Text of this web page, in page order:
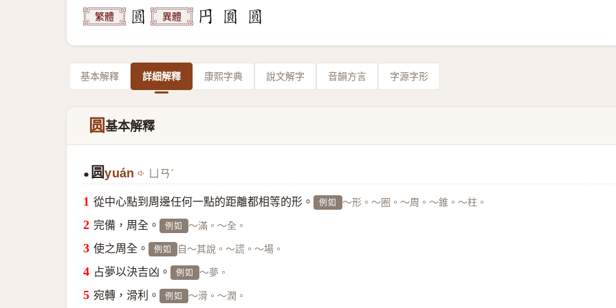
繁體 異體
基本解釋 詳細解釋 康熙字典 說文解字 音韻方言 字源字形
圆基本解釋
● 圆yuán ㄩㄢˊ
從中心點到周邊任何一點的距離都相等的形。 例如 ～形。～圈。～周。～錐。～柱。
完備，周全。 例如 ～滿。～全。
使之周全。 例如 自～其說。～謊。～場。
占夢以決吉凶。 例如 ～夢。
宛轉，滑利。 例如 ～滑。～潤。